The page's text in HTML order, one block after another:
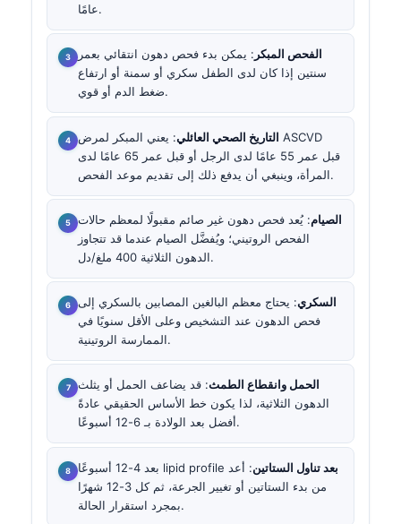
عامًا.
الفحص المبكر : يمكن بدء فحص دهون انتقائي بعمر
سنتين إذا كان لدى الطفل سكري أو سمنة أو ارتفاع
ضغط الدم أو قوي.
التاريخ الصحي العائلي: يعني المبكر لمرض ASCVD
قبل عمر 55 عامًا لدى الرجل أو قبل عمر 65 عامًا لدى
المرأة، وينبغي أن يدفع ذلك إلى تقديم موعد الفحص.
الصيام: يُعد فحص دهون غير صائم مقبولًا لمعظم حالات
الفحص الروتيني؛ ويُفضَّل الصيام عندما قد تتجاوز
الدهون الثلاثية 400 ملغ/دل.
السكري: يحتاج معظم البالغين المصابين بالسكري إلى
فحص الدهون عند التشخيص وعلى الأقل سنويًا في
الممارسة الروتينية.
الحمل وانقطاع الطمث: قد يضاعف الحمل أو يثلث
الدهون الثلاثية، لذا يكون خط الأساس الحقيقي عادةً
أفضل بعد الولادة بـ 6-12 أسبوعًا.
بعد تناول الستاتين: أعد lipid profile
بعد 4-12 أسبوعًا
من بدء الستاتين أو تغيير الجرعة، ثم كل 3-12 شهرًا
بمجرد استقرار الحالة.